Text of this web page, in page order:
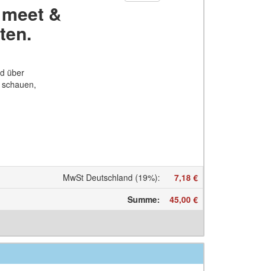
&
über
MwSt Deutschland (19%):
7,18 €
Summe:
45,00 €